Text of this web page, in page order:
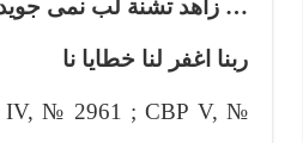
… زاهد تشنة لب نمى
ربنا اغفر لنا خطايا نا
IV, № 2961 ; СВР V, №